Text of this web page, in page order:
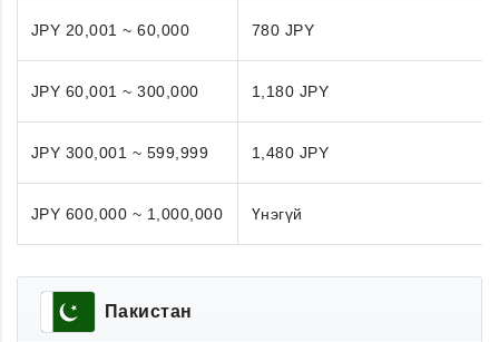
JPY 20,001 ~ 60,000 780 JPY
JPY 60,001 ~ 300,000 1,180 JPY
JPY 300,001 ~ 599,999 1,480 JPY
JPY 600,000 ~ 1,000,000 Үнэгүй
Пакистан